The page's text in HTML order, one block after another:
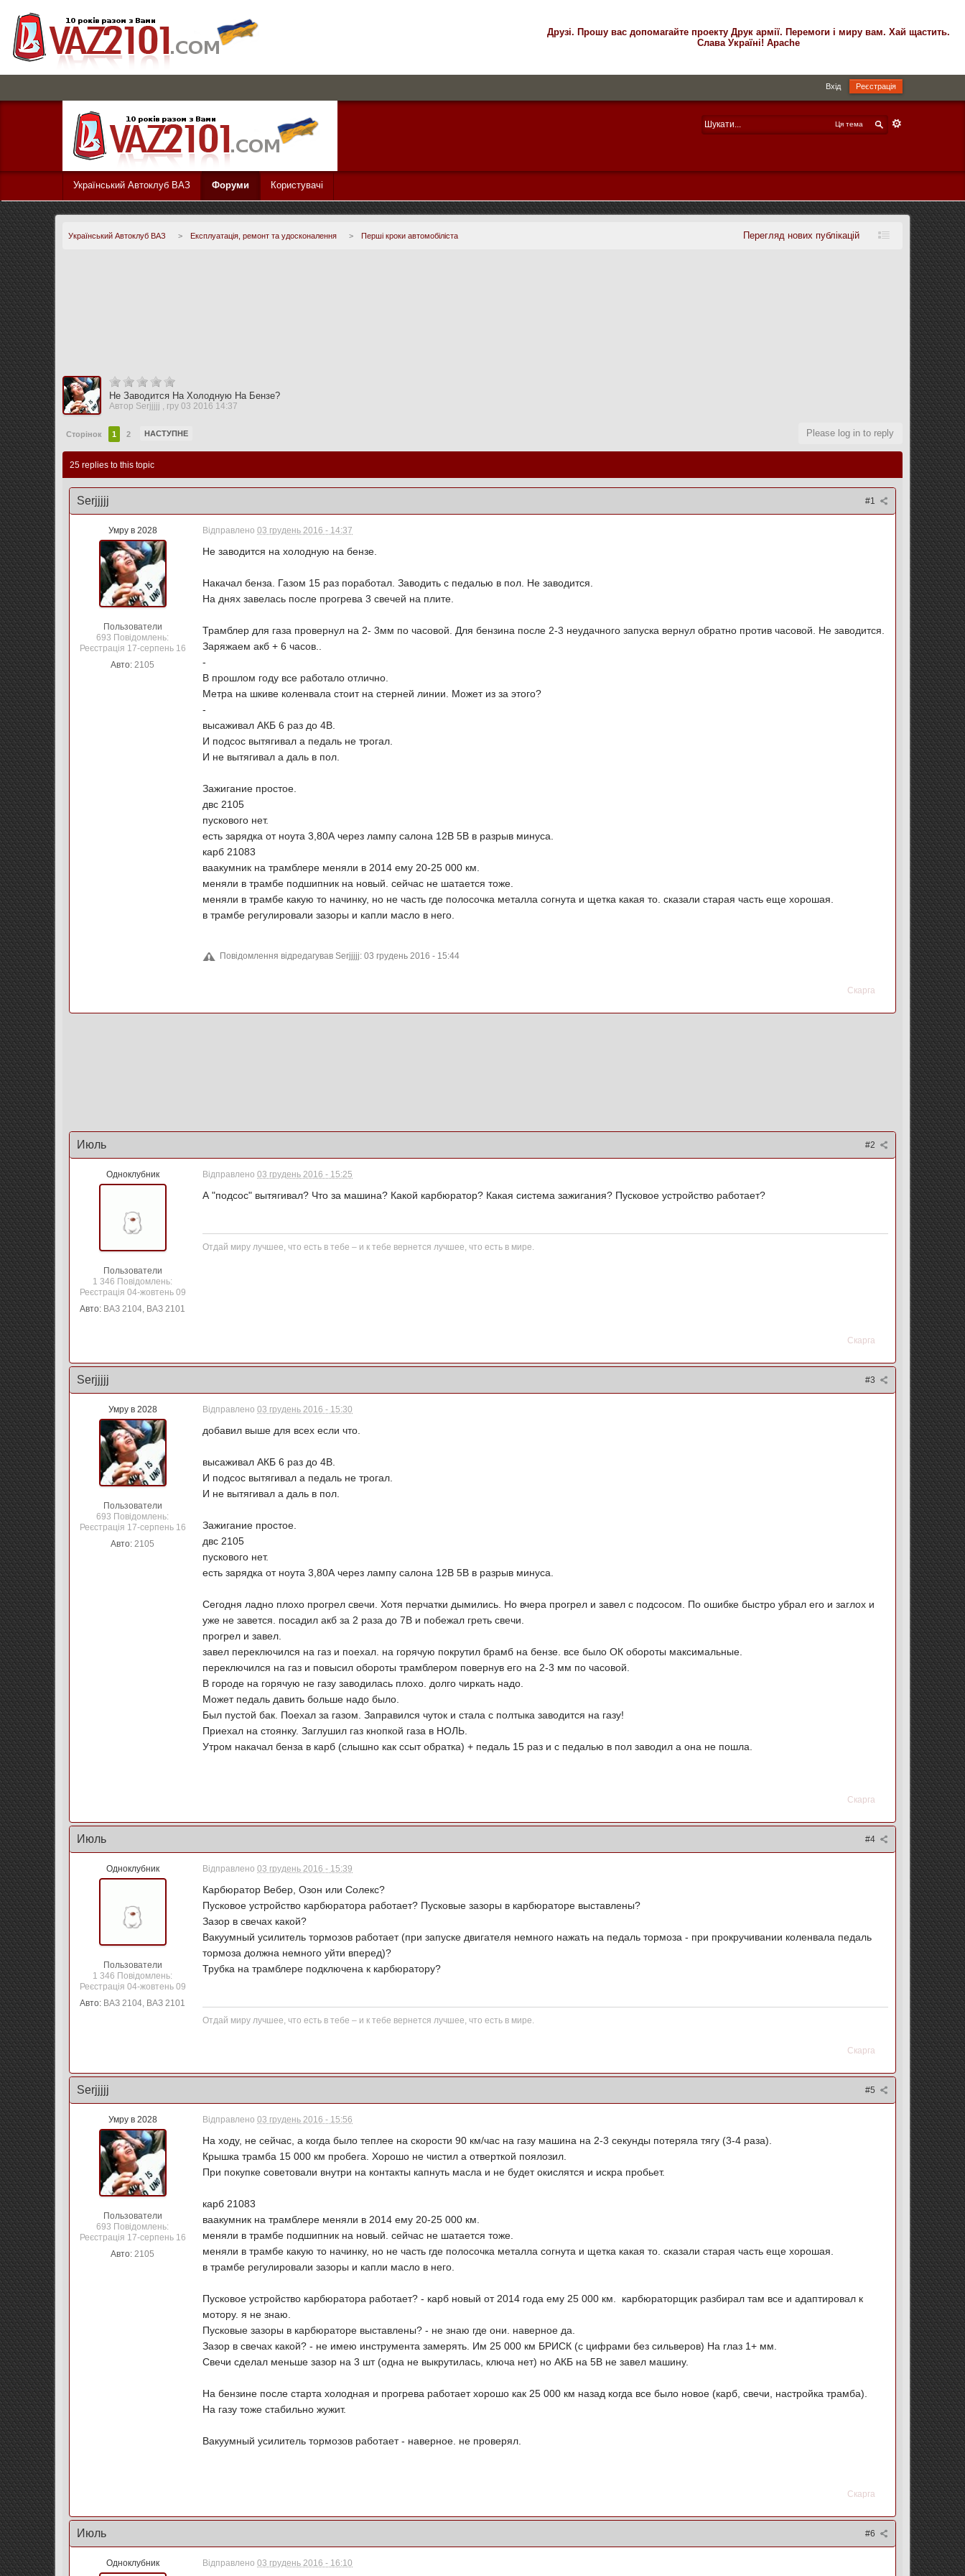
Друзі. Прошу вас допомагайте проекту Друк армії. Перемоги і миру вам. Хай щастить.
Слава Україні! Apache
Вхід Реєстрація
Ця тема
Український Автоклуб ВАЗ Форуми Користувачі
Український Автоклуб ВАЗ > Експлуатація, ремонт та удосконалення > Перші кроки автомобіліста Перегляд нових публікацій
Не Заводится На Холодную На Бензе?
Автор Serjjjjj , гру 03 2016 14:37
Сторінок 1 2 НАСТУПНЕ Please log in to reply
25 replies to this topic
#1
Serjjjjj
Умру в 2028
Пользователи
693 Повідомлень:
Реєстрація 17-серпень 16
Авто: 2105
Відправлено03 грудень 2016 - 14:37
Не заводится на холодную на бензе.
Накачал бенза. Газом 15 раз поработал. Заводить с педалью в пол. Не заводится.
На днях завелась после прогрева 3 свечей на плите.
Трамблер для газа провернул на 2- 3мм по часовой. Для бензина после 2-3 неудачного запуска вернул обратно против часовой. Не заводится.
Заряжаем акб + 6 часов..
-
В прошлом году все работало отлично.
Метра на шкиве коленвала стоит на стерней линии. Может из за этого?
-
высаживал АКБ 6 раз до 4В.
И подсос вытягивал а педаль не трогал.
И не вытягивал а даль в пол.
Зажигание простое.
двс 2105
пускового нет.
есть зарядка от ноута 3,80А через лампу салона 12В 5В в разрыв минуса.
карб 21083
ваакумник на трамблере меняли в 2014 ему 20-25 000 км.
меняли в трамбе подшипник на новый. сейчас не шатается тоже.
меняли в трамбе какую то начинку, но не часть где полосочка металла согнута и щетка какая то. сказали старая часть еще хорошая.
в трамбе регулировали зазоры и капли масло в него.
Повідомлення відредагував Serjjjjj: 03 грудень 2016 - 15:44
Скарга
#2
Июль
Одноклубник
Пользователи
1 346 Повідомлень:
Реєстрація 04-жовтень 09
Авто: ВАЗ 2104, ВАЗ 2101
Відправлено03 грудень 2016 - 15:25
А "подсос" вытягивал? Что за машина? Какой карбюратор? Какая система зажигания? Пусковое устройство работает?
Отдай миру лучшее, что есть в тебе – и к тебе вернется лучшее, что есть в мире.
Скарга
#3
Serjjjjj
Умру в 2028
Пользователи
693 Повідомлень:
Реєстрація 17-серпень 16
Авто: 2105
Відправлено03 грудень 2016 - 15:30
добавил выше для всех если что.
высаживал АКБ 6 раз до 4В.
И подсос вытягивал а педаль не трогал.
И не вытягивал а даль в пол.
Зажигание простое.
двс 2105
пускового нет.
есть зарядка от ноута 3,80А через лампу салона 12В 5В в разрыв минуса.
Сегодня ладно плохо прогрел свечи. Хотя перчатки дымились. Но вчера прогрел и завел с подсосом. По ошибке быстро убрал его и заглох и
уже не завется. посадил акб за 2 раза до 7В и побежал греть свечи.
прогрел и завел.
завел переключился на газ и поехал. на горячую покрутил брамб на бензе. все было ОК обороты максимальные.
переключился на газ и повысил обороты трамблером повернув его на 2-3 мм по часовой.
В городе на горячую не газу заводилась плохо. долго чиркать надо.
Может педаль давить больше надо было.
Был пустой бак. Поехал за газом. Заправился чуток и стала с полтыка заводится на газу!
Приехал на стоянку. Заглушил газ кнопкой газа в НОЛЬ.
Утром накачал бенза в карб (слышно как ссыт обратка) + педаль 15 раз и с педалью в пол заводил а она не пошла.
Скарга
#4
Июль
Одноклубник
Пользователи
1 346 Повідомлень:
Реєстрація 04-жовтень 09
Авто: ВАЗ 2104, ВАЗ 2101
Відправлено03 грудень 2016 - 15:39
Карбюратор Вебер, Озон или Солекс?
Пусковое устройство карбюратора работает? Пусковые зазоры в карбюраторе выставлены?
Зазор в свечах какой?
Вакуумный усилитель тормозов работает (при запуске двигателя немного нажать на педаль тормоза - при прокручивании коленвала педаль
тормоза должна немного уйти вперед)?
Трубка на трамблере подключена к карбюратору?
Отдай миру лучшее, что есть в тебе – и к тебе вернется лучшее, что есть в мире.
Скарга
#5
Serjjjjj
Умру в 2028
Пользователи
693 Повідомлень:
Реєстрація 17-серпень 16
Авто: 2105
Відправлено03 грудень 2016 - 15:56
На ходу, не сейчас, а когда было теплее на скорости 90 км/час на газу машина на 2-3 секунды потеряла тягу (3-4 раза).
Крышка трамба 15 000 км пробега. Хорошо не чистил а отверткой поялозил.
При покупке советовали внутри на контакты капнуть масла и не будет окислятся и искра пробьет.
карб 21083
ваакумник на трамблере меняли в 2014 ему 20-25 000 км.
меняли в трамбе подшипник на новый. сейчас не шатается тоже.
меняли в трамбе какую то начинку, но не часть где полосочка металла согнута и щетка какая то. сказали старая часть еще хорошая.
в трамбе регулировали зазоры и капли масло в него.
Пусковое устройство карбюратора работает? - карб новый от 2014 года ему 25 000 км. карбюраторщик разбирал там все и адаптировал к
мотору. я не знаю.
Пусковые зазоры в карбюраторе выставлены? - не знаю где они. наверное да.
Зазор в свечах какой? - не имею инструмента замерять. Им 25 000 км БРИСК (с цифрами без сильверов) На глаз 1+ мм.
Свечи сделал меньше зазор на 3 шт (одна не выкрутилась, ключа нет) но АКБ на 5В не завел машину.
На бензине после старта холодная и прогрева работает хорошо как 25 000 км назад когда все было новое (карб, свечи, настройка трамба).
На газу тоже стабильно жужит.
Вакуумный усилитель тормозов работает - наверное. не проверял.
Скарга
#6
Июль
Одноклубник Відправлено03 грудень 2016 - 16:10